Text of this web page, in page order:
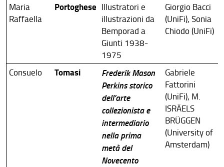
Maria
Raffaella
Portoghese Illustratori e
illustrazioni da
Bemporad a
Giunti 1938-
1975
Giorgio Bacci
(UniFi), Sonia
Chiodo (UniFi)
Consuelo Tomasi
Frederik Mason
Perkins storico
dell’arte
collezionista e
intermediario
nella prima
metà del
Novecento
Gabriele
Fattorini
(UniFi), M.
ISRÄELS
BRÜGGEN
(University of
Amsterdam)